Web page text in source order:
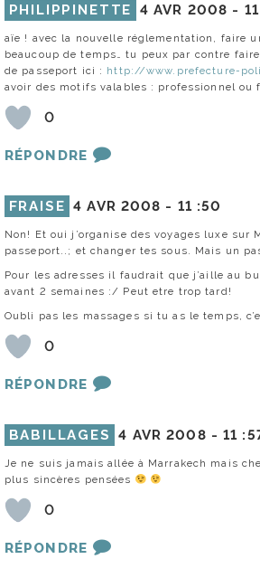
PHILIPPINETTE 4 AVR 2008 -
aïe ! avec la nouvelle réglementation, faire
beaucoup de temps… tu peux par contre
de passeport ici : http://www.prefecture-
avoir des motifs valables : professionnel ou
0
RÉPONDRE
FRAISE 4 AVR 2008 - 11 :50
Non! Et oui j’organise des voyages luxe sur
passeport..; et changer tes sous. Mais un
Pour les adresses il faudrait que j’aille au
avant 2 semaines :/ Peut etre trop tard!
Oubli pas les massages si tu as le temps,
0
RÉPONDRE
BABILLAGES 4 AVR 2008 -11
Je ne suis jamais allée à Marrakech mais
plus sincères pensées
0
RÉPONDRE